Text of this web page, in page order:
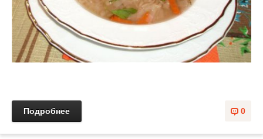
0
Подробнее